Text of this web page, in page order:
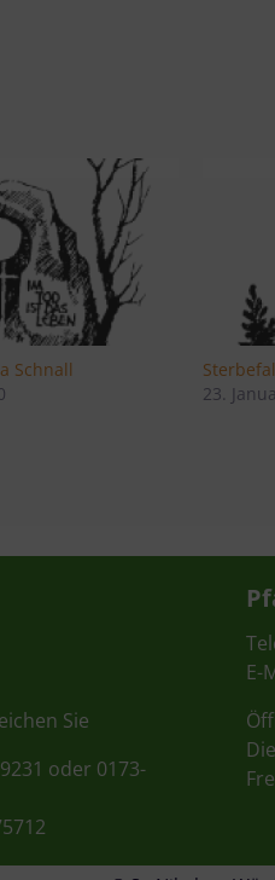
Schnall
23.
Sie
oder 0173-
E-